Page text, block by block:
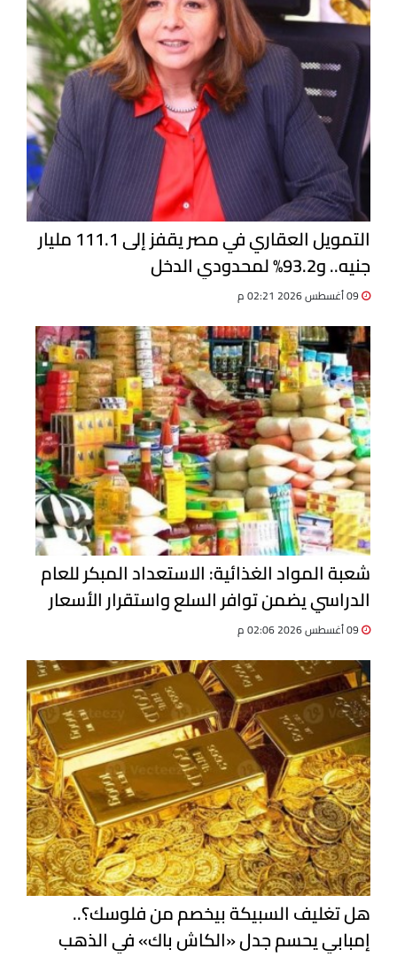
التمويل العقاري في مصر يقفز إلى 111.1 مليار
جنيه.. و93.2% لمحدودي الدخل
شعبة المواد الغذائية: الاستعداد المبكر للعام
الدراسي يضمن توافر السلع واستقرار الأسعار
هل تغليف السبيكة بيخصم من فلوسك؟..
إمبابي يحسم جدل «الكاش باك» في الذهب